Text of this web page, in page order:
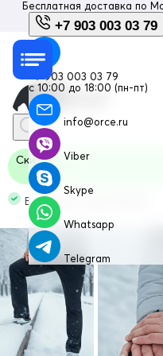
Бесплатная доставка по
+7 903 003 03 79
+7 903 003 03 79
с 10:00 до 18:00 (пн-пт)
info@orce.ru
Viber
Skype
Whatsapp
Telegram
Скидка
В наличии Код: 2211-1Ch